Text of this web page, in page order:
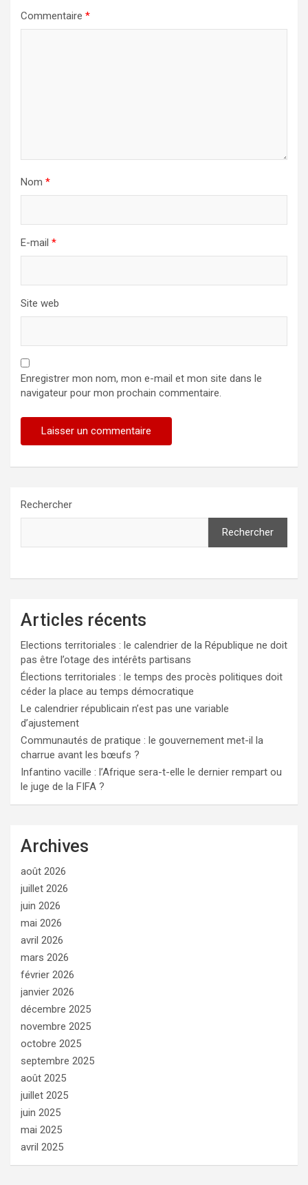
Commentaire *
Nom *
E-mail *
Site web
Enregistrer mon nom, mon e-mail et mon site dans le
navigateur pour mon prochain commentaire.
Rechercher
Rechercher
Articles récents
Elections territoriales : le calendrier de la République ne doit
pas être l’otage des intérêts partisans
Élections territoriales : le temps des procès politiques doit
céder la place au temps démocratique
Le calendrier républicain n’est pas une variable
d’ajustement
Communautés de pratique : le gouvernement met-il la
charrue avant les bœufs ?
Infantino vacille : l’Afrique sera-t-elle le dernier rempart ou
le juge de la FIFA ?
Archives
août 2026
juillet 2026
juin 2026
mai 2026
avril 2026
mars 2026
février 2026
janvier 2026
décembre 2025
novembre 2025
octobre 2025
septembre 2025
août 2025
juillet 2025
juin 2025
mai 2025
avril 2025